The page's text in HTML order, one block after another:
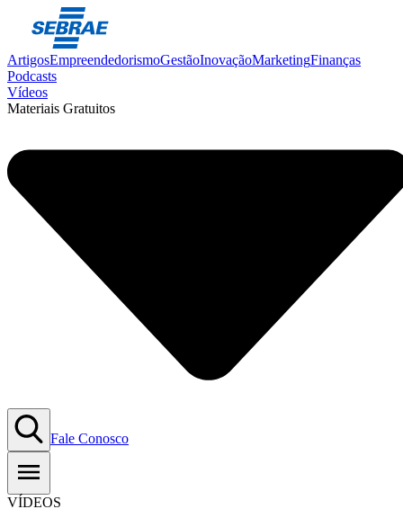
ArtigosEmpreendedorismoGestãoInovaçãoMarketingFinanças
Podcasts
Vídeos
Materiais Gratuitos
Fale Conosco
VÍDEOS